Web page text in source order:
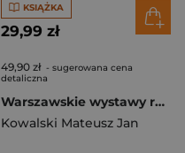
KSIĄŻKA
29,99 zł
49,90 zł - sugerowana cena
detaliczna
Warszawskie wystawy rolniczo-przemysłowe
Kowalski Mateusz Jan